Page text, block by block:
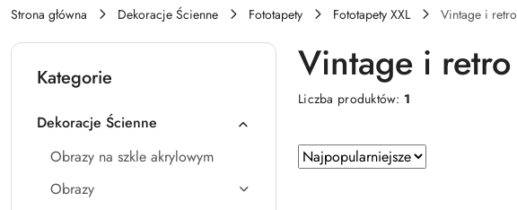
Strona główna Dekoracje Ścienne Fototapety Fototapety XXL Vintage i retro
Kategorie
Dekoracje Ścienne
Obrazy na szkle akrylowym
Obrazy
Vintage i retro
Liczba produktów: 1
Zastosowano
sortowanie:
Sortuj
według